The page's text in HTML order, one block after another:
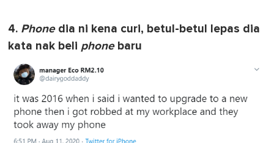
4. Phonedia ni kena curi, betul-betul lepas dia
kata nak beli phonebaru